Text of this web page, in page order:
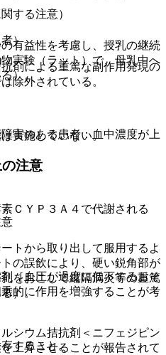
有益性を考慮し、授乳の継続
実験（ラット）で、母乳中へ
）。
実施していない。
注意
トから取り出して服用するよ
の誤飲により、硬い鋭角部が
をおこして縦隔洞炎等の重篤
）。
すること。
する注意）
）
剤による重篤な副作用発現の
除外されている。
害のある患者：血中濃度が上
ＣＹＰ３Ａ４で代謝される
［血圧が過度に低下するおそ
的に作用を増強することが考
シウム拮抗剤＜ニフェジピン
上昇させることが報告されて